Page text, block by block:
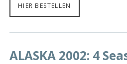
HIER BESTELLEN
ALASKA 2002: 4